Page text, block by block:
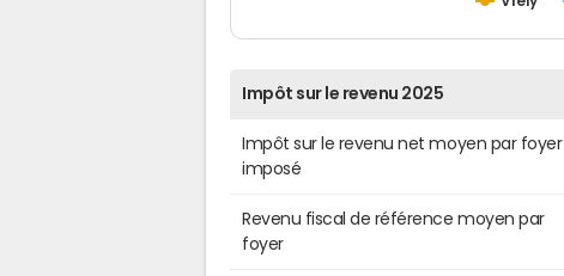
Impôt sur le revenu 2025
Impôt sur le revenu net moyen par foyer
imposé
Revenu fiscal de référence moyen par
foyer